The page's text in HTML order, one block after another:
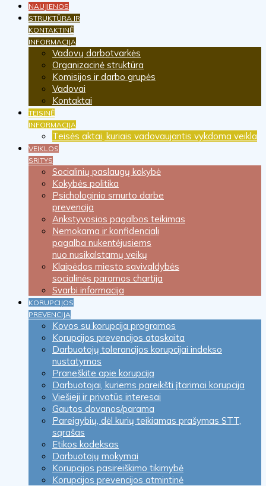
NAUJIENOS
STRUKTŪRA IR
KONTAKTINĖ
INFORMACIJA
Vadovų darbotvarkės
Organizacinė struktūra
Komisijos ir darbo grupės
Vadovai
Kontaktai
TEISINĖ
INFORMACIJA
Teisės aktai, kuriais vadovaujantis vykdoma veikla
VEIKLOS
SRITYS
Socialinių paslaugų kokybė
Kokybės politika
Psichologinio smurto darbe
prevencija
Ankstyvosios pagalbos teikimas
Nemokama ir konfidenciali
pagalba nukentėjusiems
nuo nusikalstamų veikų
Klaipėdos miesto savivaldybės
socialinės paramos chartija
Svarbi informacija
KORUPCIJOS
PREVENCIJA
Kovos su korupcija programos
Korupcijos prevencijos ataskaita
Darbuotojų tolerancijos korupcijai indekso
nustatymas
Praneškite apie korupciją
Darbuotojai, kuriems pareikšti įtarimai korupcija
Viešieji ir privatūs interesai
Gautos dovanos/parama
Pareigybių, dėl kurių teikiamas prašymas STT,
sąrašas
Etikos kodeksas
Darbuotojų mokymai
Korupcijos pasireiškimo tikimybė
Korupcijos prevencijos atmintinė